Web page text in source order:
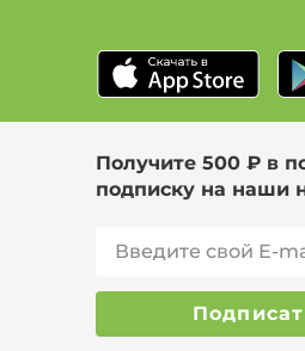
Получите 500 ₽ в
подписку на наши